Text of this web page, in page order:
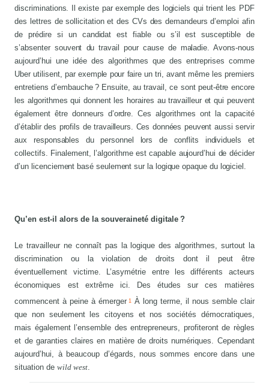
discriminations. Il existe par exemple des logiciels qui trient les PDF
des lettres de sollicitation et des CVs des demandeurs d’emploi afin
de prédire si un candidat est fiable ou s’il est susceptible de
s’absenter souvent du travail pour cause de maladie. Avons-nous
aujourd’hui une idée des algorithmes que des entreprises comme
Uber utilisent, par exemple pour faire un tri, avant même les premiers
entretiens d’embauche ? Ensuite, au travail, ce sont peut-être encore
les algorithmes qui donnent les horaires au travailleur et qui peuvent
également être donneurs d’ordre. Ces algorithmes ont la capacité
d’établir des profils de travailleurs. Ces données peuvent aussi servir
aux responsables du personnel lors de conflits individuels et
collectifs. Finalement, l’algorithme est capable aujourd’hui de décider
d’un licenciement basé seulement sur la logique opaque du logiciel.
Qu’en est-il alors de la souveraineté digitale ?
Le travailleur ne connaît pas la logique des algorithmes, surtout la
discrimination ou la violation de droits dont il peut être
éventuellement victime. L’asymétrie entre les différents acteurs
économiques est extrême ici. Des études sur ces matières
commencent à peine à émerger1
À long terme, il nous semble clair
que non seulement les citoyens et nos sociétés démocratiques,
mais également l’ensemble des entrepreneurs, profiteront de règles
et de garanties claires en matière de droits numériques. Cependant
aujourd’hui, à beaucoup d’égards, nous sommes encore dans une
situation dewild west